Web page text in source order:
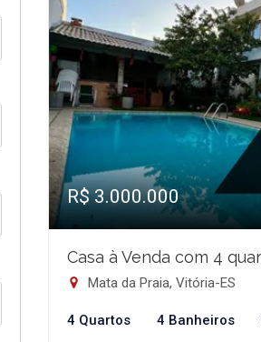
R$ 3.000.000
Casa à Venda com 4
Mata da Praia, Vitória-ES
4 Quartos 4 Banheiros